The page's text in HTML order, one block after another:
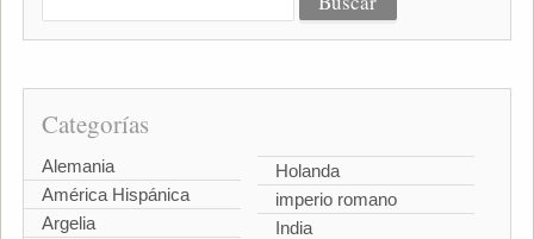
Categorías
Alemania
América Hispánica
Argelia
Holanda
imperio romano
India